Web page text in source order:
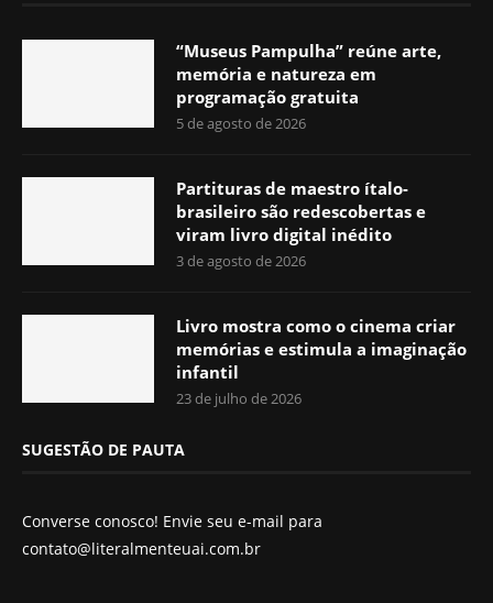
“Museus Pampulha” reúne arte,
memória e natureza em
programação gratuita
5 de agosto de 2026
Partituras de maestro ítalo-
brasileiro são redescobertas e
viram livro digital inédito
3 de agosto de 2026
Livro mostra como o cinema criar
memórias e estimula a imaginação
infantil
23 de julho de 2026
SUGESTÃO DE PAUTA
Converse conosco! Envie seu e-mail para
contato@literalmenteuai.com.br